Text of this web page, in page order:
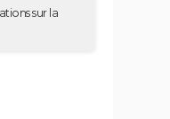
sur la